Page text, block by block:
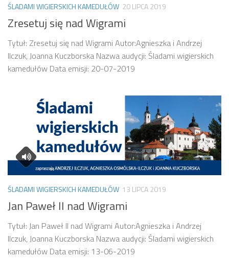
ŚLADAMI WIGIERSKICH KAMEDUŁÓW 20 LIPCA 2019
Zresetuj się nad Wigrami
Tytuł: Zresetuj się nad Wigrami Autor:Agnieszka i Andrzej
Ilczuk, Joanna Kuczborska Nazwa audycji: Śladami wigierskich
kamedułów Data emisji: 20-07-2019
ŚLADAMI WIGIERSKICH KAMEDUŁÓW 13 LIPCA 2019
Jan Paweł II nad Wigrami
Tytuł: Jan Paweł II nad Wigrami Autor:Agnieszka i Andrzej
Ilczuk, Joanna Kuczborska Nazwa audycji: Śladami wigierskich
kamedułów Data emisji: 13-06-2019